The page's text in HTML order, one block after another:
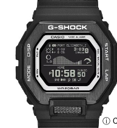
ⓘ